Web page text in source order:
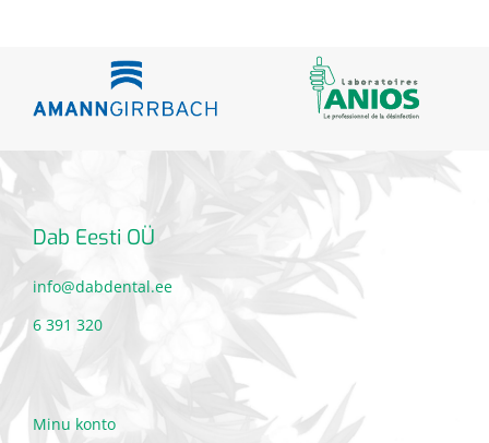
Dab Eesti OÜ
info@dabdental.ee
6 391 320
Minu konto